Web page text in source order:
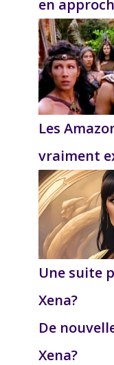
en
Les
vraiment
Une suite
Xena?
De
Xena?